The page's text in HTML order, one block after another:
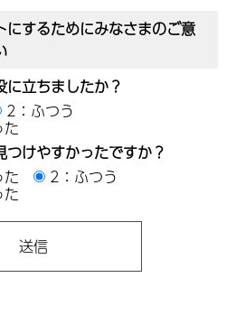
にするためにみなさまのご意
に立ちましたか？
2：ふつう
けやすかったですか？
2：ふつう